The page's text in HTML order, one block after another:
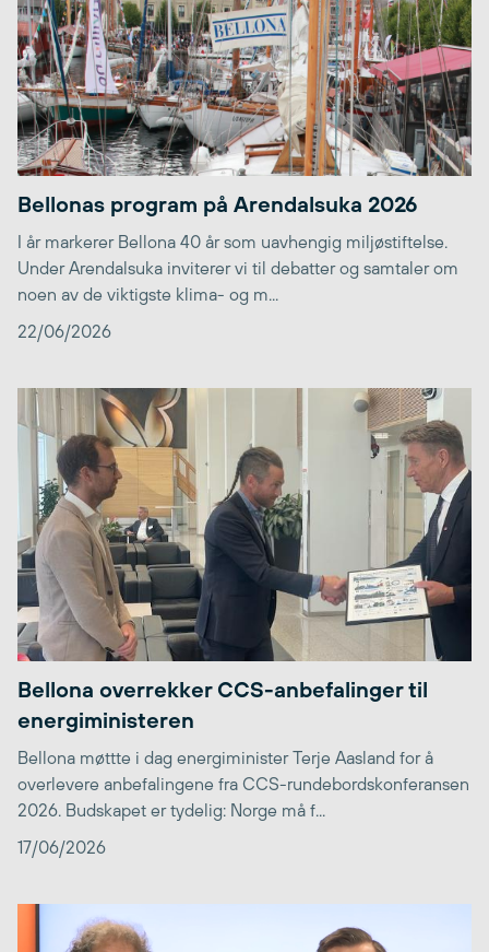
Bellonas program på Arendalsuka 2026
I år markerer Bellona 40 år som uavhengig miljøstiftelse.
Under Arendalsuka inviterer vi til debatter og samtaler om
noen av de viktigste klima- og m...
22/06/2026
Bellona overrekker CCS-anbefalinger til
energiministeren
Bellona møttte i dag energiminister Terje Aasland for å
overlevere anbefalingene fra CCS-rundebordskonferansen
2026. Budskapet er tydelig: Norge må f...
17/06/2026